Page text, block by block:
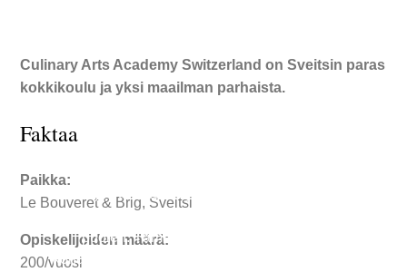
Culinary Arts Academy Switzerland Tämä leipuri-
kondiittori koulutus näyttää sinulle elämän makean
puolen. Tämän intensiivisen 22 viikon
kondiittorikurssin tavoitteena on kehittää …
Culinary Arts Academy Switzerland on Sveitsin paras
kokkikoulu ja yksi maailman parhaista.
Faktaa
Paikka:
Le Bouveret & Brig, Sveitsi
Opiskelijoiden määrä:
200/vuosi